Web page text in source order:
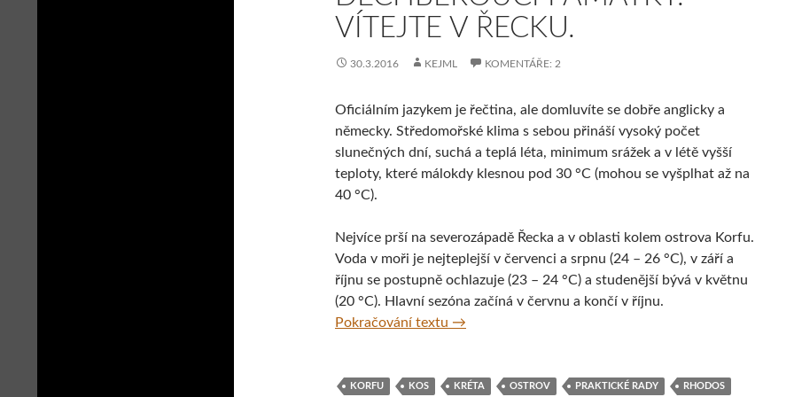
VÍTEJTE V ŘECKU.
30.3.2016 KEJML KOMENTÁŘE: 2
Oficiálním jazykem je řečtina, ale domluvíte se dobře anglicky a
německy. Středomořské klima s sebou přináší vysoký počet
slunečných dní, suchá a teplá léta, minimum srážek a v létě vyšší
teploty, které málokdy klesnou pod 30 °C (mohou se vyšplhat až na
40 °C).
Nejvíce prší na severozápadě Řecka a v oblasti kolem ostrova Korfu.
Voda v moři je nejteplejší v červenci a srpnu (24 – 26 °C), v září a
říjnu se postupně ochlazuje (23 – 24 °C) a studenější bývá v květnu
(20 °C). Hlavní sezóna začíná v červnu a končí v říjnu.
Pokračování textu Hory, moře, bílé pláže, vynikající jídlo a dechberoucí
→
KORFU KOS KRÉTA OSTROV PRAKTICKÉ RADY RHODOS